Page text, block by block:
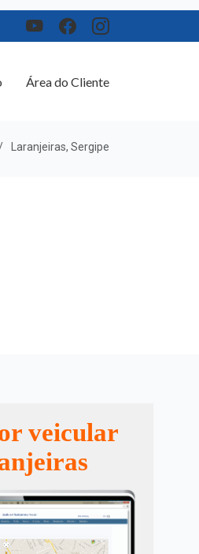
Laranjeiras, Sergipe
veicular